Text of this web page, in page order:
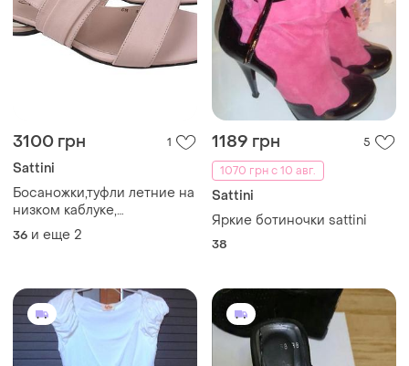
3100 грн 1
Sattini
Босаножки,туфли летние на
низком каблуке,
турция,кожа натуральная.
36 и еще 2
1189 грн
5
1070 грн с 10 авг.
Sattini
Яркие ботиночки sattini
38